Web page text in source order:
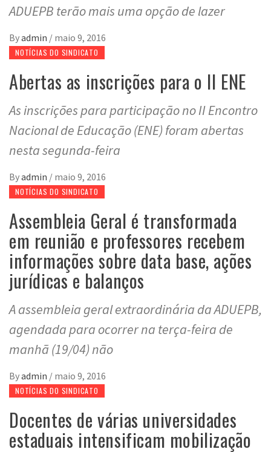
ADUEPB terão mais uma opção de lazer
Byadmin / maio 9, 2016
NOTÍCIAS DO SINDICATO
Abertas as inscrições para o II ENE
As inscrições para participação no II Encontro
Nacional de Educação (ENE) foram abertas
nesta segunda-feira
Byadmin / maio 9, 2016
NOTÍCIAS DO SINDICATO
Assembleia Geral é transformada
em reunião e professores recebem
informações sobre data base, ações
jurídicas e balanços
A assembleia geral extraordinária da ADUEPB,
agendada para ocorrer na terça-feira de
manhã (19/04) não
Byadmin / maio 9, 2016
NOTÍCIAS DO SINDICATO
Docentes de várias universidades
estaduais intensificam mobilização